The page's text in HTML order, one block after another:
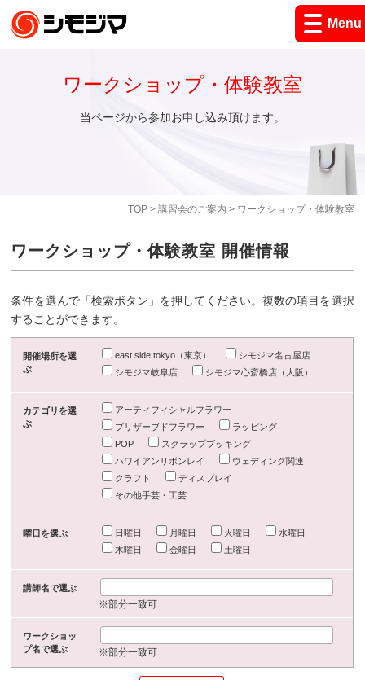
Menu
TOP> 講習会のご案内 > ワークショップ・体験教室
ワークショップ・体験教室
当ページから参加お申し込み頂けます。
ワークショップ・体験教室 開催情報
条件を選んで「検索ボタン」を押してください。複数の項目を選択
することができます。
開催場所を選
ぶ
east side tokyo（東京）
シモジマ名古屋店
シモジマ岐阜店
シモジマ心斎橋店（大阪）
カテゴリを選
ぶ
アーティフィシャルフラワー
プリザーブドフラワー
ラッピング
POP
スクラップブッキング
ハワイアンリボンレイ
ウェディング関連
クラフト
ディスプレイ
その他手芸・工芸
曜日を選ぶ 日曜日 月曜日 火曜日
水曜日
木曜日
金曜日 土曜日
講師名で選ぶ
※部分一致可
ワークショッ
プ名で選ぶ
※部分一致可